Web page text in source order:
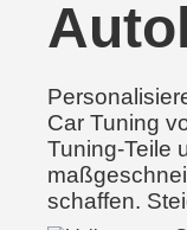
Car Tuning
Tuning-Teile
schaffen.